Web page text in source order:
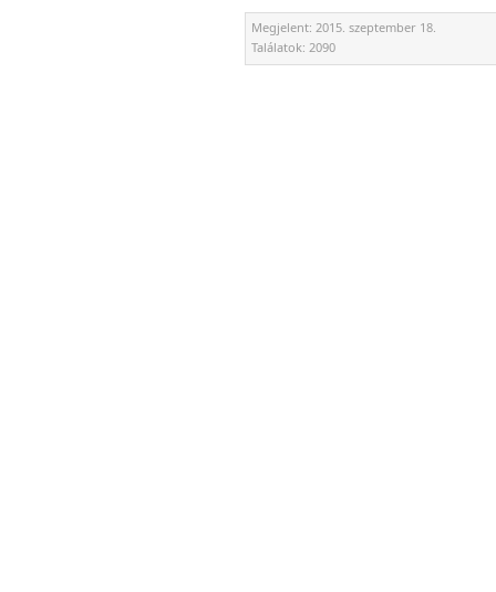
Megjelent: 2015. szeptember 18.
Találatok: 2090